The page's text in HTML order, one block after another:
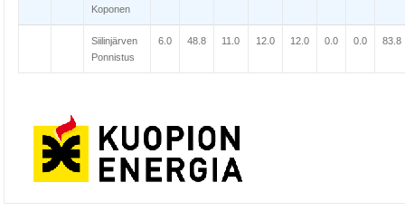
Koponen
Siilinjärven
Ponnistus
6.0 48.8 11.0 12.0 12.0 0.0 0.0 83.8